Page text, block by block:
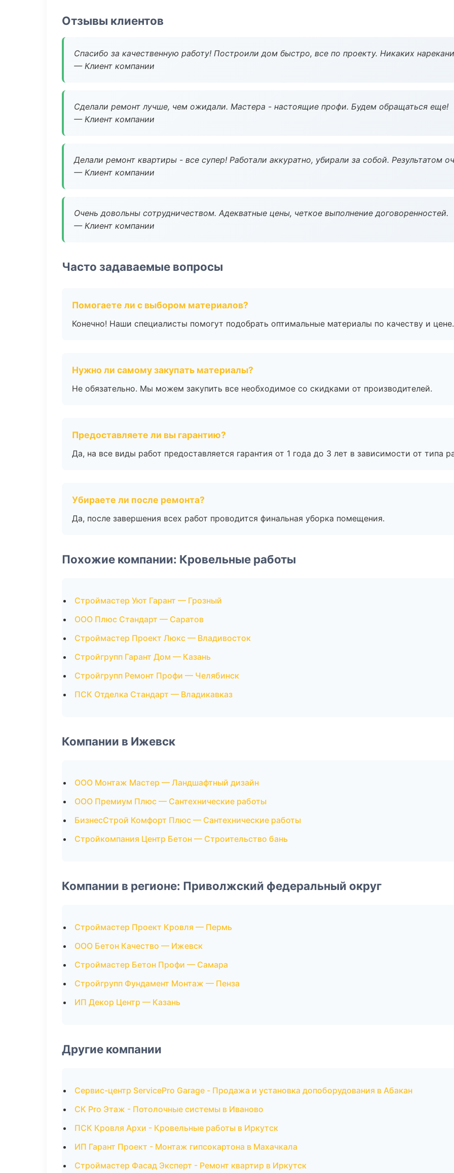
Отзывы клиентов
Спасибо за качественную работу! Построили дом быстро, все по проекту. Никаких
— Клиент компании
Сделали ремонт лучше, чем ожидали. Мастера - настоящие профи. Будем обращаться еще!
— Клиент компании
Делали ремонт квартиры - все супер! Работали аккуратно, убирали за собой. Результатом
— Клиент компании
Очень довольны сотрудничеством. Адекватные цены, четкое выполнение договоренностей.
— Клиент компании
Часто задаваемые вопросы
Помогаете ли с выбором материалов?
Конечно! Наши специалисты помогут подобрать оптимальные материалы по качеству и цене.
Нужно ли самому закупать материалы?
Не обязательно. Мы можем закупить все необходимое со скидками от производителей.
Предоставляете ли вы гарантию?
Да, на все виды работ предоставляется гарантия от 1 года до 3 лет в зависимости от типа
Убираете ли после ремонта?
Да, после завершения всех работ проводится финальная уборка помещения.
Похожие компании: Кровельные работы
Строймастер Уют Гарант — Грозный
ООО Плюс Стандарт — Саратов
Строймастер Проект Люкс — Владивосток
Стройгрупп Гарант Дом — Казань
Стройгрупп Ремонт Профи — Челябинск
ПСК Отделка Стандарт — Владикавказ
Компании в Ижевск
ООО Монтаж Мастер — Ландшафтный дизайн
ООО Премиум Плюс — Сантехнические работы
БизнесСтрой Комфорт Плюс — Сантехнические работы
Стройкомпания Центр Бетон — Строительство бань
Компании в регионе: Приволжский федеральный округ
Строймастер Проект Кровля — Пермь
ООО Бетон Качество — Ижевск
Строймастер Бетон Профи — Самара
Стройгрупп Фундамент Монтаж — Пенза
ИП Декор Центр — Казань
Другие компании
Сервис-центр ServicePro Garage - Продажа и установка допоборудования в Абакан
СК Pro Этаж - Потолочные системы в Иваново
ПСК Кровля Архи - Кровельные работы в Иркутск
ИП Гарант Проект - Монтаж гипсокартона в Махачкала
Строймастер Фасад Эксперт - Ремонт квартир в Иркутск